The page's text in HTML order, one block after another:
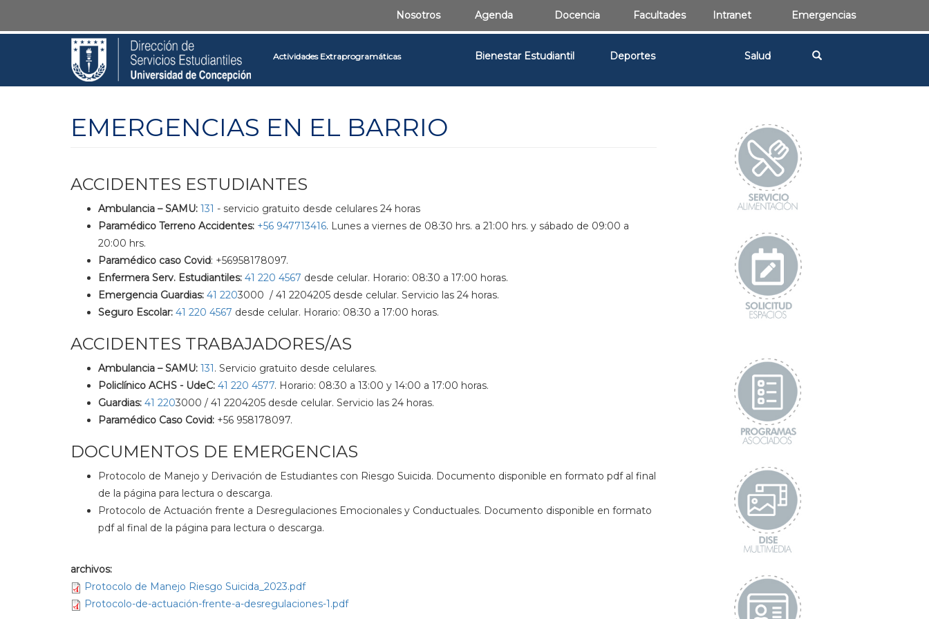
Nosotros Agenda Docencia Facultades Intranet Emergencias
Actividades Extraprogramáticas Bienestar Estudiantil Deportes Salud
EMERGENCIAS EN EL BARRIO
ACCIDENTES ESTUDIANTES
Ambulancia – SAMU: 131 - servicio gratuito desde celulares 24 horas
Paramédico Terreno Accidentes: +56 947713416. Lunes a viernes de 08:30 hrs. a 21:00 hrs. y sábado de 09:00 a
20:00 hrs.
Paramédico caso Covid: +56958178097.
Enfermera Serv. Estudiantiles: 41 220 4567 desde celular. Horario: 08:30 a 17:00 horas.
Emergencia Guardias: 41 2203000 / 41 2204205 desde celular. Servicio las 24 horas.
Seguro Escolar: 41 220 4567 desde celular. Horario: 08:30 a 17:00 horas.
ACCIDENTES TRABAJADORES/AS
Ambulancia – SAMU: 131 . Servicio gratuito desde celulares.
Policlínico ACHS - UdeC: 41 220 4577. Horario: 08:30 a 13:00 y 14:00 a 17:00 horas.
Guardias: 41 2203000 / 41 2204205 desde celular. Servicio las 24 horas.
Paramédico Caso Covid: +56 958178097.
DOCUMENTOS DE EMERGENCIAS
Protocolo de Manejo y Derivación de Estudiantes con Riesgo Suicida. Documento disponible en formato pdf al final
de la página para lectura o descarga.
Protocolo de Actuación frente a Desregulaciones Emocionales y Conductuales. Documento disponible en formato
pdf al final de la página para lectura o descarga.
archivos:
Protocolo de Manejo Riesgo Suicida_2023.pdf
Protocolo-de-actuación-frente-a-desregulaciones-1.pdf